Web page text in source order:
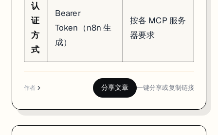
认
证
方
式
Bearer
Token（n8n 生
成）
按各 MCP 服务
器要求
作者 分享文章 一键分享或复制链接